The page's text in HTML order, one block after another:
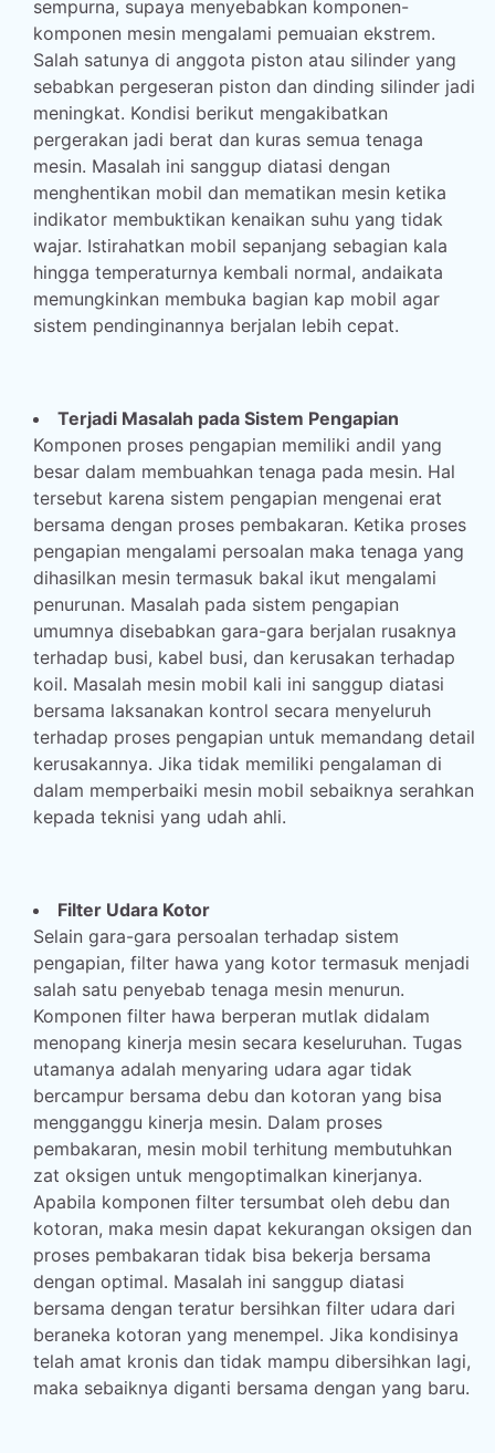
sempurna, supaya menyebabkan komponen-
komponen mesin mengalami pemuaian ekstrem.
Salah satunya di anggota piston atau silinder yang
sebabkan pergeseran piston dan dinding silinder jadi
meningkat. Kondisi berikut mengakibatkan
pergerakan jadi berat dan kuras semua tenaga
mesin. Masalah ini sanggup diatasi dengan
menghentikan mobil dan mematikan mesin ketika
indikator membuktikan kenaikan suhu yang tidak
wajar. Istirahatkan mobil sepanjang sebagian kala
hingga temperaturnya kembali normal, andaikata
memungkinkan membuka bagian kap mobil agar
sistem pendinginannya berjalan lebih cepat.
Terjadi Masalah pada Sistem Pengapian
Komponen proses pengapian memiliki andil yang
besar dalam membuahkan tenaga pada mesin. Hal
tersebut karena sistem pengapian mengenai erat
bersama dengan proses pembakaran. Ketika proses
pengapian mengalami persoalan maka tenaga yang
dihasilkan mesin termasuk bakal ikut mengalami
penurunan. Masalah pada sistem pengapian
umumnya disebabkan gara-gara berjalan rusaknya
terhadap busi, kabel busi, dan kerusakan terhadap
koil. Masalah mesin mobil kali ini sanggup diatasi
bersama laksanakan kontrol secara menyeluruh
terhadap proses pengapian untuk memandang detail
kerusakannya. Jika tidak memiliki pengalaman di
dalam memperbaiki mesin mobil sebaiknya serahkan
kepada teknisi yang udah ahli.
Filter Udara Kotor
Selain gara-gara persoalan terhadap sistem
pengapian, filter hawa yang kotor termasuk menjadi
salah satu penyebab tenaga mesin menurun.
Komponen filter hawa berperan mutlak didalam
menopang kinerja mesin secara keseluruhan. Tugas
utamanya adalah menyaring udara agar tidak
bercampur bersama debu dan kotoran yang bisa
mengganggu kinerja mesin. Dalam proses
pembakaran, mesin mobil terhitung membutuhkan
zat oksigen untuk mengoptimalkan kinerjanya.
Apabila komponen filter tersumbat oleh debu dan
kotoran, maka mesin dapat kekurangan oksigen dan
proses pembakaran tidak bisa bekerja bersama
dengan optimal. Masalah ini sanggup diatasi
bersama dengan teratur bersihkan filter udara dari
beraneka kotoran yang menempel. Jika kondisinya
telah amat kronis dan tidak mampu dibersihkan lagi,
maka sebaiknya diganti bersama dengan yang baru.